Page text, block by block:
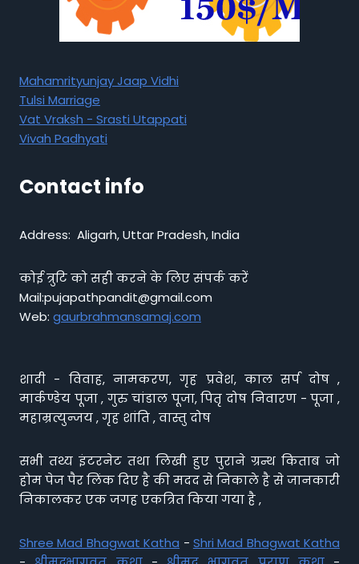
Mahamrityunjay Jaap Vidhi
Tulsi Marriage
Vat Vraksh - Srasti Utappati
Vivah Padhyati
Contact info
Address: Aligarh, Uttar Pradesh, India
कोई त्रुटि को सही करने के लिए संपर्क करें
Mail:pujapathpandit@gmail.com
Web: gaurbrahmansamaj.com
शादी - विवाह, नामकरण, गृह प्रवेश, काल सर्प दोष ,
मार्कण्डेय पूजा , गुरु चांडाल पूजा, पितृ दोष निवारण - पूजा ,
महाम्रत्युन्जय , गृह शांति , वास्तु दोष
सभी तथ्य इंटरनेट तथा लिखी हुए पुराने ग्रन्थ किताब जो
होम पेज पैर लिंक दिए है की मदद से निकाले है से जानकारी
निकालकर एक जगह एकत्रित किया गया है ,
Shree Mad Bhagwat Katha - Shri Mad Bhagwat Katha